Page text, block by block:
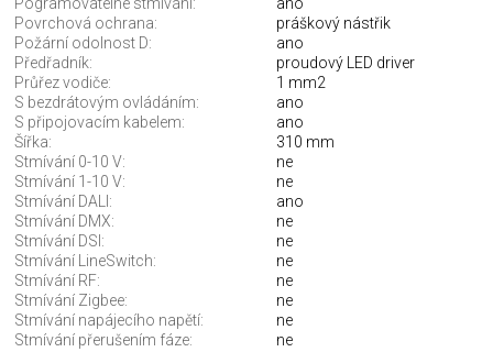
Pogramovatelné stmívání:
ano
Povrchová ochrana:
práškový nástřik
Požární odolnost D:
ano
Předřadník:
proudový LED driver
Průřez vodiče:
1 mm2
S bezdrátovým ovládáním:
ano
S připojovacím kabelem:
ano
Šířka:
310 mm
Stmívání 0-10 V:
ne
Stmívání 1-10 V:
ne
Stmívání DALI:
ano
Stmívání DMX:
ne
Stmívání DSI:
ne
Stmívání LineSwitch:
ne
Stmívání RF:
ne
Stmívání Zigbee:
ne
Stmívání napájecího napětí:
ne
Stmívání přerušením fáze:
ne